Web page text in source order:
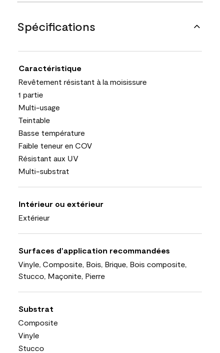
Spécifications
Caractéristique
Revêtement résistant à la moisissure
1 partie
Multi-usage
Teintable
Basse température
Faible teneur en COV
Résistant aux UV
Multi-substrat
Intérieur ou extérieur
Extérieur
Surfaces d’application recommandées
Vinyle, Composite, Bois, Brique, Bois composite,
Stucco, Maçonite, Pierre
Substrat
Composite
Vinyle
Stucco